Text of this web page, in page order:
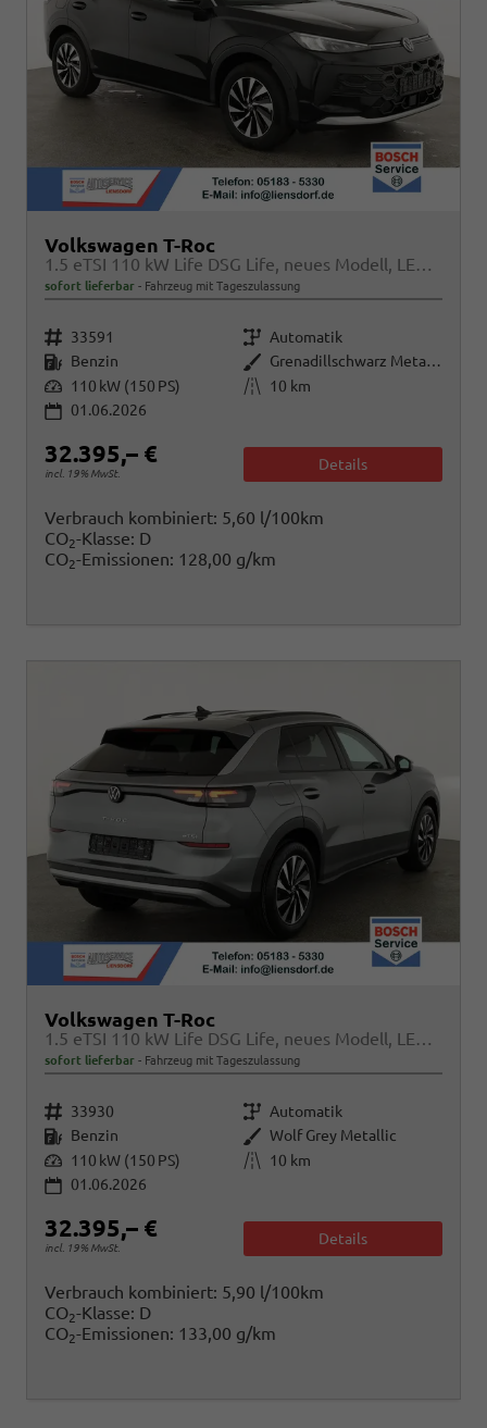
Volkswagen T-Roc
1.5 eTSI 110 kW Life DSG Life, neues Modell, LED, Kamera, Side, Winter, 17-Zoll
sofort lieferbar Fahrzeug mit Tageszulassung
Fahrzeugnr. 33591 Getriebe Automatik
Kraftstoff Benzin Außenfarbe
Grenadillschwarz Metallic
Leistung 110 kW (150 PS) Kilometerstand
10 km
01.06.2026
32.395,– €
incl. 19% MwSt.
Details
Verbrauch kombiniert: 5,60 l/100km
CO2-Klasse: D
CO2-Emissionen: 128,00 g/km
Volkswagen T-Roc
1.5 eTSI 110 kW Life DSG Life, neues Modell, LED, Kamera, Side, Winter, 17-Zoll
sofort lieferbar Fahrzeug mit Tageszulassung
Fahrzeugnr. 33930 Getriebe Automatik
Kraftstoff Benzin Außenfarbe Wolf Grey Metallic
Leistung 110 kW (150 PS) Kilometerstand
10 km
01.06.2026
32.395,– €
incl. 19% MwSt.
Details
Verbrauch kombiniert: 5,90 l/100km
CO2-Klasse: D
CO2-Emissionen: 133,00 g/km